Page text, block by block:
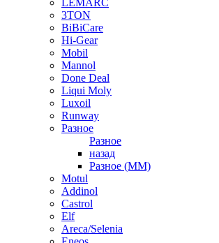
LEMARC
3TON
BiBiCare
Hi-Gear
Mobil
Mannol
Done Deal
Liqui Moly
Luxoil
Runway
Разное
Разное
назад
Разное (ММ)
Motul
Addinol
Castrol
Elf
Areca/Selenia